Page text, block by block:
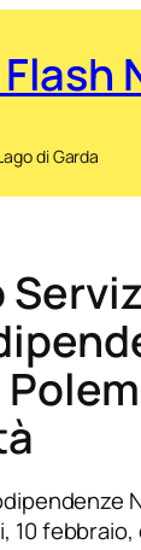
di Garda
febbraio,